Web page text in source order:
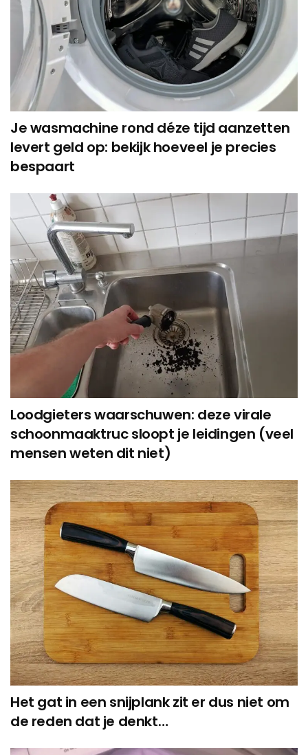
Je wasmachine rond déze tijd aanzetten
levert geld op: bekijk hoeveel je precies
bespaart
Loodgieters waarschuwen: deze virale
schoonmaaktruc sloopt je leidingen (veel
mensen weten dit niet)
Het gat in een snijplank zit er dus niet om
de reden dat je denkt…